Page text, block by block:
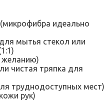
(микрофибра идеально
мытья стекол или
желанию)
чистая тряпка для
труднодоступных мест)
рук)